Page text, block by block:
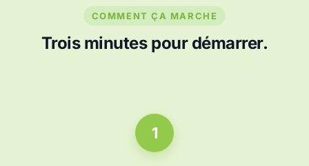
COMMENT ÇA MARCHE
Trois minutes pour démarrer.
1